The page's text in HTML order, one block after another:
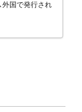
外国で発行され